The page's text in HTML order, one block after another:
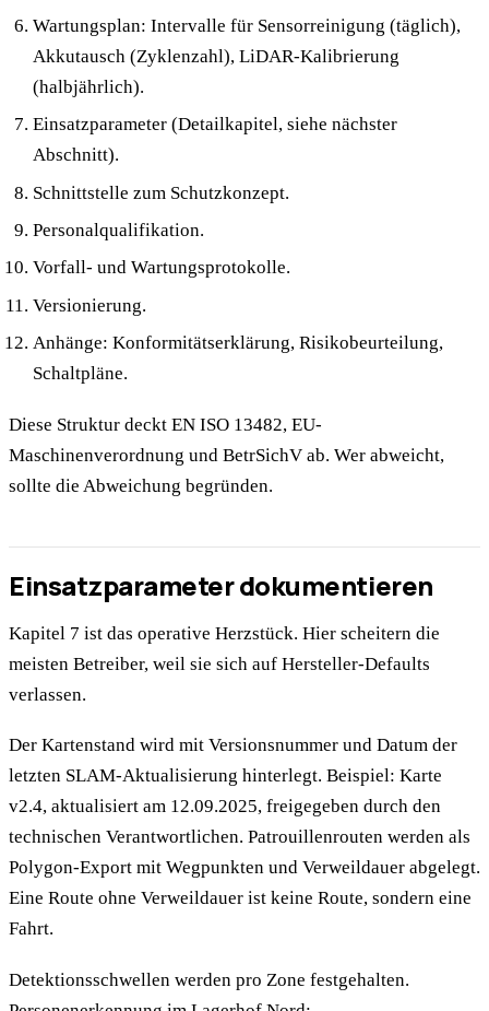
Wartungsplan: Intervalle für Sensorreinigung (täglich),
Akkutausch (Zyklenzahl), LiDAR-Kalibrierung
(halbjährlich).
Einsatzparameter (Detailkapitel, siehe nächster
Abschnitt).
Schnittstelle zum Schutzkonzept.
Personalqualifikation.
Vorfall- und Wartungsprotokolle.
Versionierung.
Anhänge: Konformitätserklärung, Risikobeurteilung,
Schaltpläne.
Diese Struktur deckt EN ISO 13482, EU-
Maschinenverordnung und BetrSichV ab. Wer abweicht,
sollte die Abweichung begründen.
Einsatzparameter dokumentieren
Kapitel 7 ist das operative Herzstück. Hier scheitern die
meisten Betreiber, weil sie sich auf Hersteller-Defaults
verlassen.
Der Kartenstand wird mit Versionsnummer und Datum der
letzten SLAM-Aktualisierung hinterlegt. Beispiel: Karte
v2.4, aktualisiert am 12.09.2025, freigegeben durch den
technischen Verantwortlichen. Patrouillenrouten werden als
Polygon-Export mit Wegpunkten und Verweildauer abgelegt.
Eine Route ohne Verweildauer ist keine Route, sondern eine
Fahrt.
Detektionsschwellen werden pro Zone festgehalten.